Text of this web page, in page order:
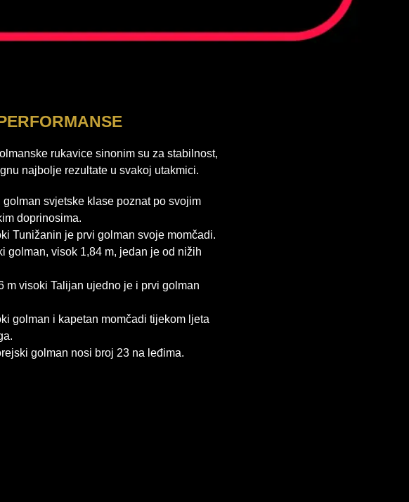
rukavice sinonim su za stabilnost,
najbolje rezultate u svakoj utakmici.
svjetske klase poznat po svojim
doprinosima.
Tunižanin je prvi golman svoje momčadi.
golman, visok 1,84 m, jedan je od nižih
m visoki Talijan ujedno je i prvi golman
golman i kapetan momčadi tijekom ljeta
golman nosi broj 23 na leđima.